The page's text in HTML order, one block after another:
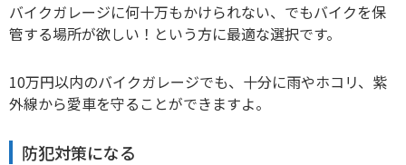
バイクガレージに何十万もかけられない、でもバイクを保
管する場所が欲しい！という方に最適な選択です。
10万円以内のバイクガレージでも、十分に雨やホコリ、紫
外線から愛車を守ることができますよ。
防犯対策になる